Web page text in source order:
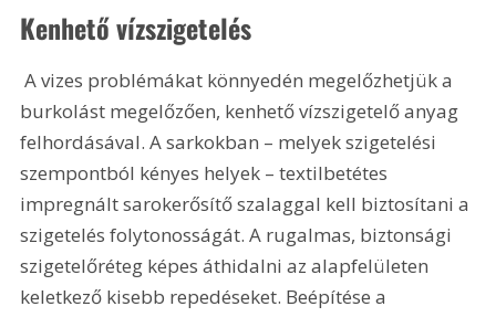
Kenhető vízszigetelés
A vizes problémákat könnyedén megelőzhetjük a
burkolást megelőzően, kenhető vízszigetelő anyag
felhordásával. A sarkokban – melyek szigetelési
szempontból kényes helyek – textilbetétes
impregnált sarokerősítő szalaggal kell biztosítani a
szigetelés folytonosságát. A rugalmas, biztonsági
szigetelőréteg képes áthidalni az alapfelületen
keletkező kisebb repedéseket. Beépítése a